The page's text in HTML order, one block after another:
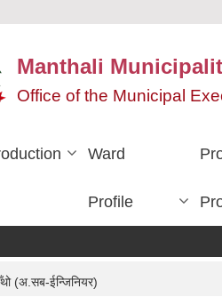
Manthali
Office of the Municipal
Ward
Profile
(अ.सब-ईन्जिनियर)